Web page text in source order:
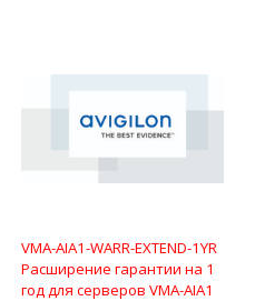
VMA-AIA1-WARR-EXTEND-1YR
Расширение гарантии на 1
год для серверов VMA-AIA1